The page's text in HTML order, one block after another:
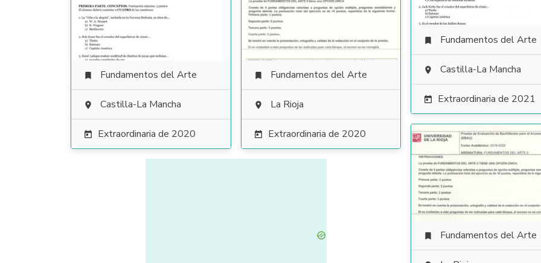
 Fundamentos del Arte
 Castilla-La Mancha
 Extraordinaria de 2021
 Fundamentos del Arte
 Castilla-La Mancha
 Extraordinaria de 2020
 Fundamentos del Arte
 La Rioja
 Extraordinaria de 2020
 Fundamentos del Arte